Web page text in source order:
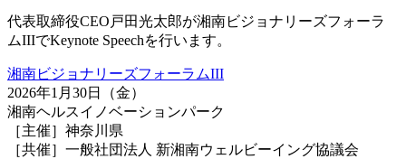
代表取締役CEO戸田光太郎が湘南ビジョナリーズフォーラ
ムIIIでKeynote Speechを行います。
湘南ビジョナリーズフォーラムIII
2026年1月30日（金）
湘南ヘルスイノベーションパーク
［主催］神奈川県
［共催］一般社団法人 新湘南ウェルビーイング協議会